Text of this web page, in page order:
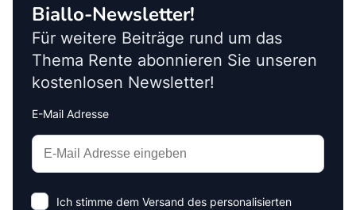
Biallo-Newsletter!
Für weitere Beiträge rund um das
Thema Rente abonnieren Sie unseren
kostenlosen Newsletter!
E-Mail Adresse
Interests
Amount
Ich stimme dem Versand des personalisierten